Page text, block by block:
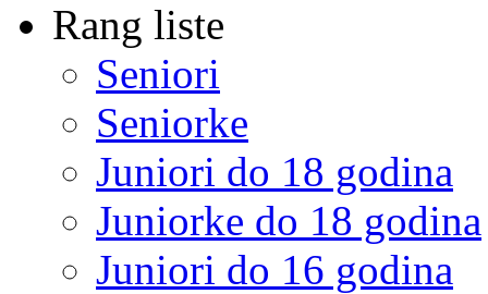
Rang liste
Seniori
Seniorke
Juniori do 18 godina
Juniorke do 18 godina
Juniori do 16 godina